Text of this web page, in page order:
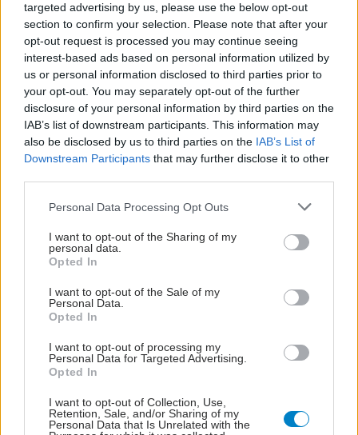
targeted advertising by us, please use the below opt-out
section to confirm your selection. Please note that after your
opt-out request is processed you may continue seeing
interest-based ads based on personal information utilized by
us or personal information disclosed to third parties prior to
your opt-out. You may separately opt-out of the further
disclosure of your personal information by third parties on the
IAB’s list of downstream participants. This information may
also be disclosed by us to third parties on the IAB’s List of
Downstream Participants that may further disclose it to other
Please note that this website/app uses one or more Google
not limited to your visit or usage behaviour. You may click to
grant or deny consent to Google and its third-party tags to
use your data for below specified purposes in below Google
consent section.
Personal Data Processing Opt Outs
I want to opt-out of the Sharing of my
personal data.
Opted In
I want to opt-out of the Sale of my
Personal Data.
Opted In
I want to opt-out of processing my
Personal Data for Targeted Advertising.
Opted In
I want to opt-out of Collection, Use,
Retention, Sale, and/or Sharing of my
Personal Data that Is Unrelated with the
ΣΗΜΕΡΑ ΣΤΟ IATRONET.GR